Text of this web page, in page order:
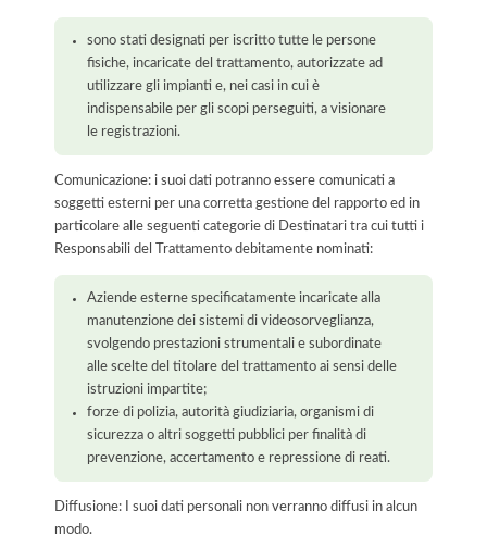
sono stati designati per iscritto tutte le persone
fisiche, incaricate del trattamento, autorizzate ad
utilizzare gli impianti e, nei casi in cui è
indispensabile per gli scopi perseguiti, a visionare
le registrazioni.
Comunicazione: i suoi dati potranno essere comunicati a
soggetti esterni per una corretta gestione del rapporto ed in
particolare alle seguenti categorie di Destinatari tra cui tutti i
Responsabili del Trattamento debitamente nominati:
Aziende esterne specificatamente incaricate alla
manutenzione dei sistemi di videosorveglianza,
svolgendo prestazioni strumentali e subordinate
alle scelte del titolare del trattamento ai sensi delle
istruzioni impartite;
forze di polizia, autorità giudiziaria, organismi di
sicurezza o altri soggetti pubblici per finalità di
prevenzione, accertamento e repressione di reati.
Diffusione: I suoi dati personali non verranno diffusi in alcun
modo.